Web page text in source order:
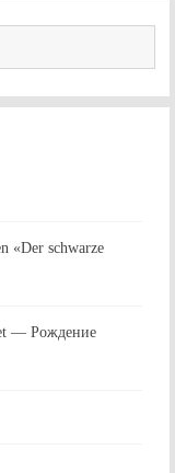
«Der schwarze
— Рождение